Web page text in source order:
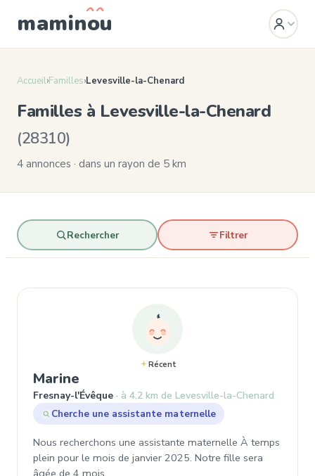
maminou
Accueil›Familles›Levesville-la-Chenard
Familles à Levesville-la-Chenard
(28310)
4 annonces · dans un rayon de 5 km
Rechercher Filtrer
Récent
Marine
Fresnay-l'Évêque
à 4,2 km de Levesville-la-Chenard
Cherche une assistante maternelle
Nous recherchons une assistante maternelle À temps
plein pour le mois de janvier 2025. Notre fille sera
âgée de 4 mois